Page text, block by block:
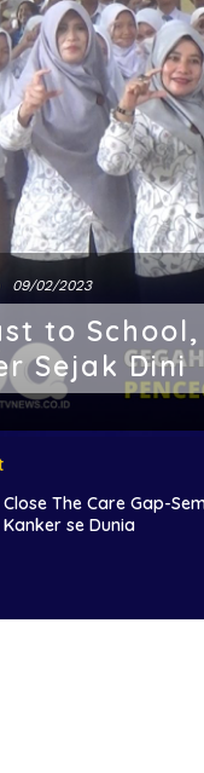
09/02/2023
to
Sejak Dini
Close The Care Gap-
Kanker se Dunia